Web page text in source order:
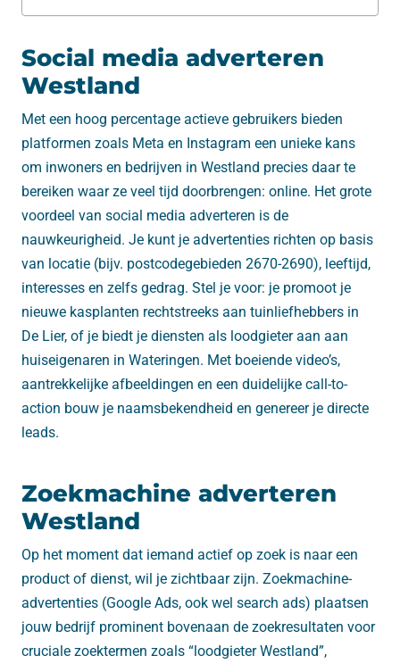
Social media adverteren
Westland
Met een hoog percentage actieve gebruikers bieden
platformen zoals Meta en Instagram een unieke kans
om inwoners en bedrijven in Westland precies daar te
bereiken waar ze veel tijd doorbrengen: online. Het grote
voordeel van social media adverteren is de
nauwkeurigheid. Je kunt je advertenties richten op basis
van locatie (bijv. postcodegebieden 2670-2690), leeftijd,
interesses en zelfs gedrag. Stel je voor: je promoot je
nieuwe kasplanten rechtstreeks aan tuinliefhebbers in
De Lier, of je biedt je diensten als loodgieter aan aan
huiseigenaren in Wateringen. Met boeiende video’s,
aantrekkelijke afbeeldingen en een duidelijke call-to-
action bouw je naamsbekendheid en genereer je directe
leads.
Zoekmachine adverteren
Westland
Op het moment dat iemand actief op zoek is naar een
product of dienst, wil je zichtbaar zijn. Zoekmachine-
advertenties (Google Ads, ook wel search ads) plaatsen
jouw bedrijf prominent bovenaan de zoekresultaten voor
cruciale zoektermen zoals “loodgieter Westland”,